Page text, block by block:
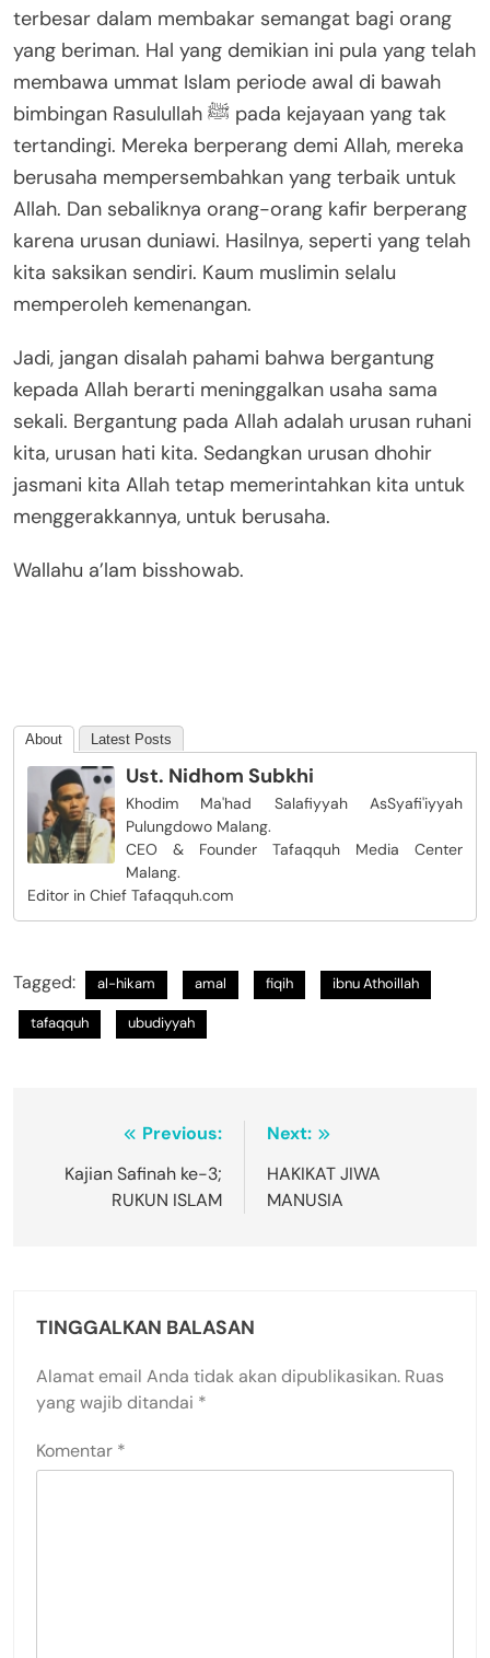
terbesar dalam membakar semangat bagi orang
yang beriman. Hal yang demikian ini pula yang telah
membawa ummat Islam periode awal di bawah
bimbingan Rasulullah ﷺ pada kejayaan yang tak
tertandingi. Mereka berperang demi Allah, mereka
berusaha mempersembahkan yang terbaik untuk
Allah. Dan sebaliknya orang-orang kafir berperang
karena urusan duniawi. Hasilnya, seperti yang telah
kita saksikan sendiri. Kaum muslimin selalu
memperoleh kemenangan.
Jadi, jangan disalah pahami bahwa bergantung
kepada Allah berarti meninggalkan usaha sama
sekali. Bergantung pada Allah adalah urusan ruhani
kita, urusan hati kita. Sedangkan urusan dhohir
jasmani kita Allah tetap memerintahkan kita untuk
menggerakkannya, untuk berusaha.
Wallahu a’lam bisshowab.
About Latest Posts
Ust. Nidhom Subkhi
Khodim Ma'had Salafiyyah AsSyafi'iyyah
Pulungdowo Malang.
CEO & Founder Tafaqquh Media Center
Malang.
Editor in Chief Tafaqquh.com
Tagged: al-hikam amal fiqih ibnu Athoillah
tafaqquh ubudiyyah
Navigasi
pos
Previous:
Kajian Safinah ke-3;
RUKUN ISLAM
Next:
HAKIKAT JIWA
MANUSIA
TINGGALKAN BALASAN
Alamat email Anda tidak akan dipublikasikan. Ruas
yang wajib ditandai *
Komentar *